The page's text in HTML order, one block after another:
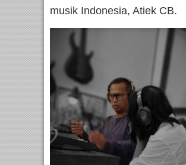
musik Indonesia, Atiek CB.